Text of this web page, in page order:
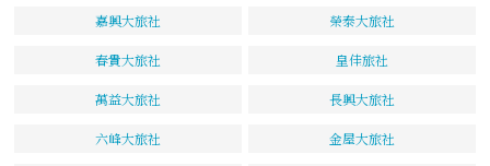
嘉興大旅社 榮泰大旅社
春貴大旅社 皇佳旅社
萬益大旅社 長興大旅社
六峰大旅社 金屋大旅社